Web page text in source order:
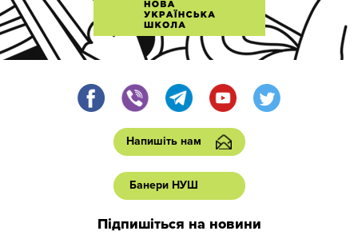
Напишіть нам
Банери НУШ
Підпишіться на новини